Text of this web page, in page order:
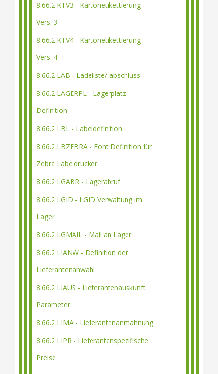
8.66.2 KTV3 - Kartonetikettierung
Vers. 3
8.66.2 KTV4 - Kartonetikettierung
Vers. 4
8.66.2 LAB - Ladeliste/-abschluss
8.66.2 LAGERPL - Lagerplatz-
Definition
8.66.2 LBL - Labeldefinition
8.66.2 LBZEBRA - Font Definition für
Zebra Labeldrucker
8.66.2 LGABR - Lagerabruf
8.66.2 LGID - LGID Verwaltung im
Lager
8.66.2 LGMAIL - Mail an Lager
8.66.2 LIANW - Definition der
Lieferantenanwahl
8.66.2 LIAUS - Lieferantenauskunft
Parameter
8.66.2 LIMA - Lieferantenanmahnung
8.66.2 LIPR - Lieferantenspezifische
Preise